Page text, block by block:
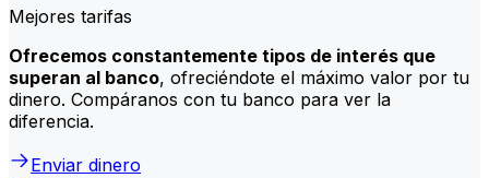
Mejores tarifas
Ofrecemos constantemente tipos de interés que
superan al banco, ofreciéndote el máximo valor por tu
dinero. Compáranos con tu banco para ver la
diferencia.
Enviar dinero